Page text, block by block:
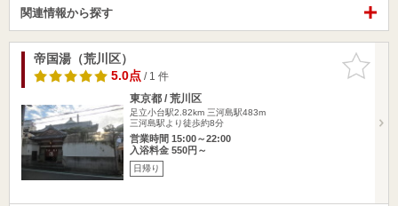
関連情報から探す
お気に入
りに追加
帝国湯（荒川区）
5.0点/ 1 件
東京都 / 荒川区
足立小台駅2.82km 三河島駅483m
三河島駅より徒歩約8分
営業時間 15:00～22:00
入浴料金 550円～
日帰り